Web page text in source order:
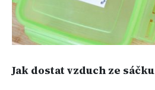
Jak dostat vzduch ze sáčku